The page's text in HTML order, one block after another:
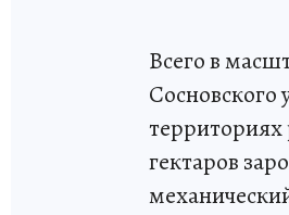
Всего в
территориях
гектаров